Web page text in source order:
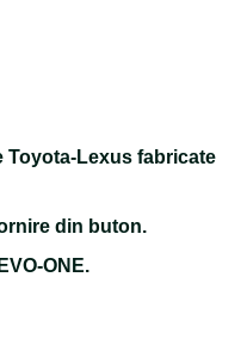
Toyota-Lexus fabricate
din buton.
ONE.